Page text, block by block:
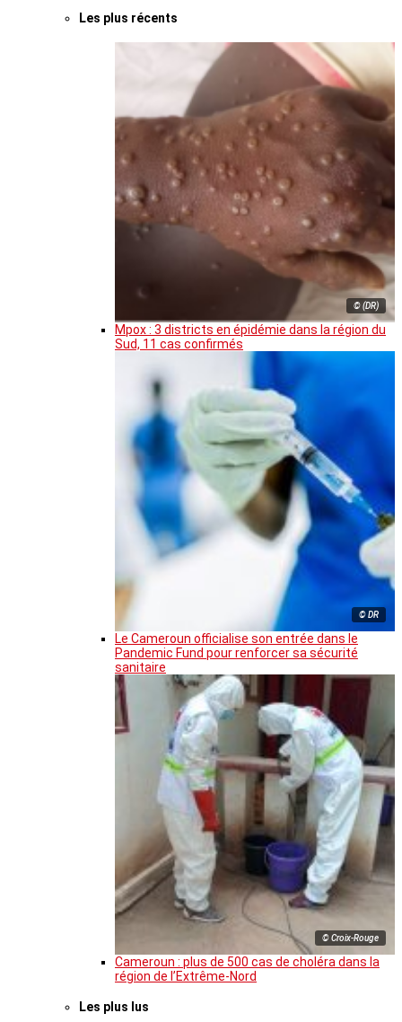
Les plus récents
© (DR)
Mpox : 3 districts en épidémie dans la région du
Sud, 11 cas confirmés
© DR
Le Cameroun officialise son entrée dans le
Pandemic Fund pour renforcer sa sécurité
sanitaire
© Croix-Rouge
Cameroun : plus de 500 cas de choléra dans la
région de l’Extrême-Nord
Les plus lus